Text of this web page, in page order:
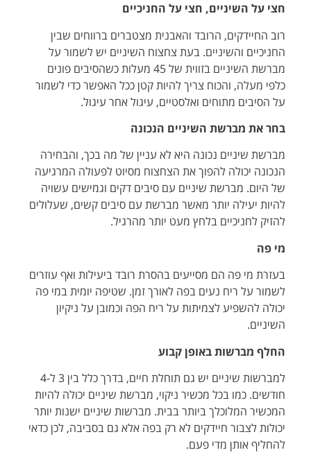
חצי על השיניים, חצי על החניכיים
רוב החיידקים, הרובד והאבנית מצטברים ברווחים שבין
החניכיים והשיניים. בעת צחצוח השיניים יש לשמור על
מברשת השיניים בזווית של 45 מעלות כשהסיבים פונים
כלפי מעלה, והכוח צריך להיות קטן ככל האפשר כדי לשמור
על הסיבים מתוחים ואלסטיים, עיגול אחר עיגול.
בחר את מברשת השיניים הנכונה
מברשת שיניים נכונה היא לא עניין של מה בכך, והבחירה
הנכונה יכולה להפוך את הצחצוח מסיוט לפעולה המרגיעה
של היום. מברשת שיניים עם סיבים דקים וגמישים עשויה
להיות יעילה יותר מאשר מברשת עם סיבים קשים, שעלולים
להזיק לחניכיים בלחץ מעט יותר מהרגיל.
מי פה
בעזרת מי פה הם מסייעים בהסרת רובד ביעילות ואף עוזרים
לשמור על ריח נעים בפה לאורך זמן. שטיפה יומית במי פה
יכולה להשפיע לצמיתות על ריח הפה וכמובן על ניקיון
השיניים.
החלף מברשות באופן קבוע
למברשות שיניים יש גם תוחלת חיים, בדרך כלל בין 3 ל-4
חודשים. כמו בכל מכשיר ניקוי, מברשת שיניים יכולה להיות
המכשיר המלוכלך ביותר בבית. מברשות שיניים ישנות יותר
יכולות לצבור חיידקים לא רק בפה אלא גם בסביבה, לכן כדאי
להחליף אותן מדי פעם.